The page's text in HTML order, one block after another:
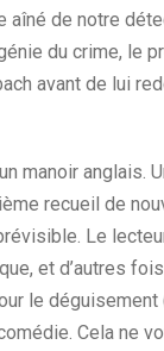
de notre
du crime, le
avant de lui
manoir anglais.
recueil de
Le
et d’autres
le déguisement
Cela ne